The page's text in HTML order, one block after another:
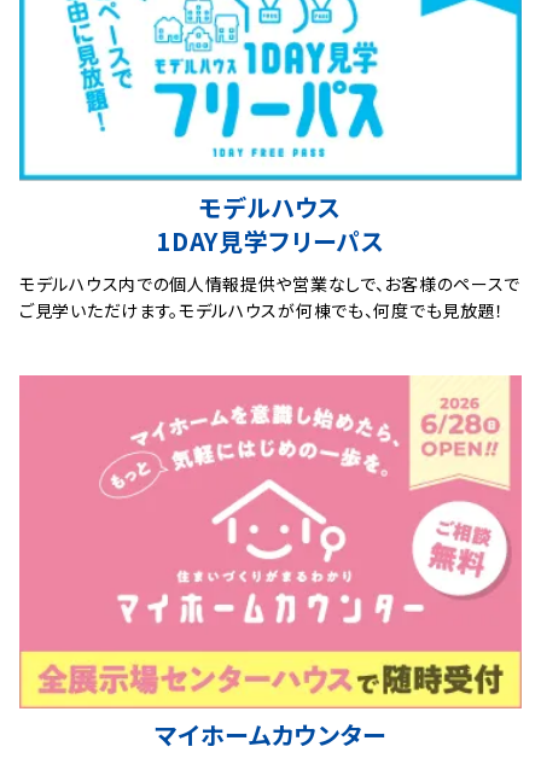
モデルハウス
1DAY見学フリーパス
モデルハウス内での個人情報提供や営業なしで、お客様のペースで
ご見学いただけます。モデルハウスが何棟でも、何度でも見放題！
マイホームカウンター